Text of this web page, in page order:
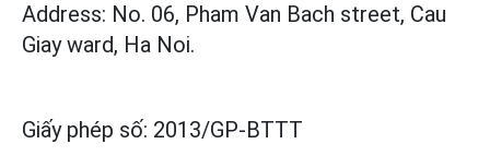
Address: No. 06, Pham Van Bach street, Cau
Giay ward, Ha Noi.
Giấy phép số: 2013/GP-BTTT